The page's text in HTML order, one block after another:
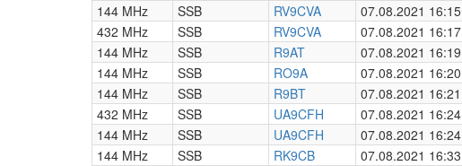
144 MHz
SSB RV9CVA 07.08.2021 16:15
432 MHz
SSB RV9CVA 07.08.2021 16:17
144 MHz
SSB R9AT 07.08.2021 16:19
144 MHz
SSB RO9A 07.08.2021 16:20
144 MHz
SSB R9BT 07.08.2021 16:21
432 MHz
SSB UA9CFH 07.08.2021 16:24
144 MHz
SSB UA9CFH 07.08.2021 16:24
144 MHz
SSB RK9CB 07.08.2021 16:33